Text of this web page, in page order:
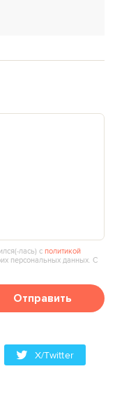
сполитикой
персональных данных. С
Отправить
X/Twitter